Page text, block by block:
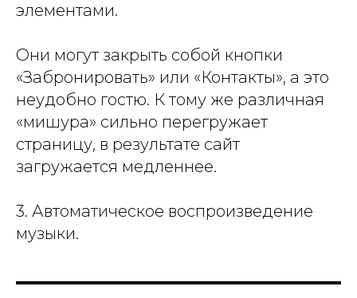
элементами.
Они могут закрыть собой кнопки
«Забронировать» или «Контакты», а это
неудобно гостю. К тому же различная
«мишура» сильно перегружает
страницу, в результате сайт
загружается медленнее.
3. Автоматическое воспроизведение
музыки.